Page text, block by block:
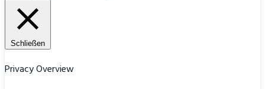
Schließen
Privacy Overview